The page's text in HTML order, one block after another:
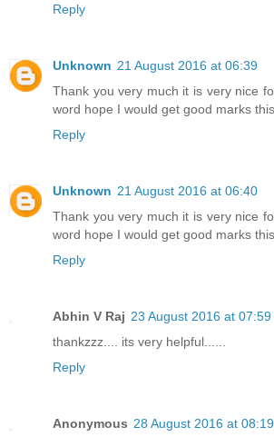
Reply
Unknown 21 August 2016 at 06:39
Thank you very much it is very nice
word hope I would get good marks
Reply
Unknown 21 August 2016 at 06:40
Thank you very much it is very nice
word hope I would get good marks
Reply
Abhin V Raj 23 August 2016 at 07:59
thankzzz.... its very helpful......
Reply
Anonymous 28 August 2016 at 08:19